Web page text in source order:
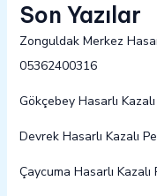
Son Yazılar
Zonguldak Merkez
05362400316
Gökçebey Hasarlı
Devrek Hasarlı Kazalı
Çaycuma Hasarlı